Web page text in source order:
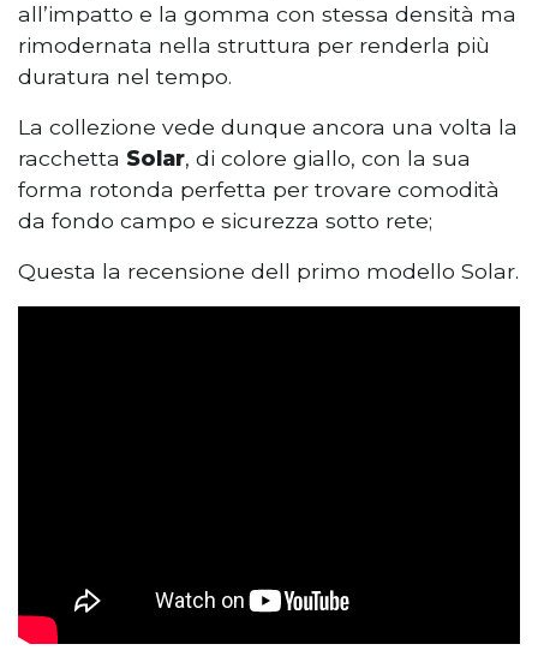
all’impatto e la gomma con stessa densità ma
rimodernata nella struttura per renderla più
duratura nel tempo.
La collezione vede dunque ancora una volta la
racchetta Solar, di colore giallo, con la sua
forma rotonda perfetta per trovare comodità
da fondo campo e sicurezza sotto rete;
Questa la recensione dell primo modello Solar.